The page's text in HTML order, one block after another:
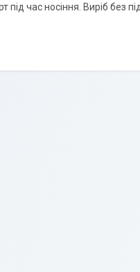
під час носіння. Виріб без